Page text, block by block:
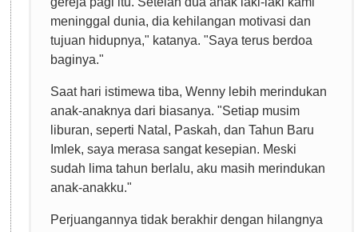
meninggal dunia, dia kehilangan motivasi dan
tujuan hidupnya," katanya. "Saya terus berdoa
baginya."
Saat hari istimewa tiba, Wenny lebih merindukan
anak-anaknya dari biasanya. "Setiap musim
liburan, seperti Natal, Paskah, dan Tahun Baru
Imlek, saya merasa sangat kesepian. Meski
sudah lima tahun berlalu, aku masih merindukan
anak-anakku."
Perjuangannya tidak berakhir dengan hilangnya